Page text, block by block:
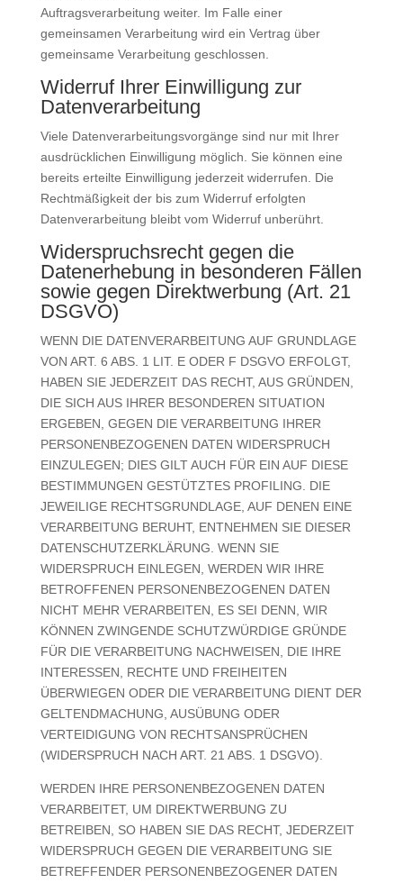
Auftragsverarbeitung weiter. Im Falle einer
gemeinsamen Verarbeitung wird ein Vertrag über
gemeinsame Verarbeitung geschlossen.
Widerruf Ihrer Einwilligung zur
Datenverarbeitung
Viele Datenverarbeitungsvorgänge sind nur mit Ihrer
ausdrücklichen Einwilligung möglich. Sie können eine
bereits erteilte Einwilligung jederzeit widerrufen. Die
Rechtmäßigkeit der bis zum Widerruf erfolgten
Datenverarbeitung bleibt vom Widerruf unberührt.
Widerspruchsrecht gegen die
Datenerhebung in besonderen Fällen
sowie gegen Direktwerbung (Art. 21
DSGVO)
WENN DIE DATENVERARBEITUNG AUF GRUNDLAGE
VON ART. 6 ABS. 1 LIT. E ODER F DSGVO ERFOLGT,
HABEN SIE JEDERZEIT DAS RECHT, AUS GRÜNDEN,
DIE SICH AUS IHRER BESONDEREN SITUATION
ERGEBEN, GEGEN DIE VERARBEITUNG IHRER
PERSONENBEZOGENEN DATEN WIDERSPRUCH
EINZULEGEN; DIES GILT AUCH FÜR EIN AUF DIESE
BESTIMMUNGEN GESTÜTZTES PROFILING. DIE
JEWEILIGE RECHTSGRUNDLAGE, AUF DENEN EINE
VERARBEITUNG BERUHT, ENTNEHMEN SIE DIESER
DATENSCHUTZERKLÄRUNG. WENN SIE
WIDERSPRUCH EINLEGEN, WERDEN WIR IHRE
BETROFFENEN PERSONENBEZOGENEN DATEN
NICHT MEHR VERARBEITEN, ES SEI DENN, WIR
KÖNNEN ZWINGENDE SCHUTZWÜRDIGE GRÜNDE
FÜR DIE VERARBEITUNG NACHWEISEN, DIE IHRE
INTERESSEN, RECHTE UND FREIHEITEN
ÜBERWIEGEN ODER DIE VERARBEITUNG DIENT DER
GELTENDMACHUNG, AUSÜBUNG ODER
VERTEIDIGUNG VON RECHTSANSPRÜCHEN
(WIDERSPRUCH NACH ART. 21 ABS. 1 DSGVO).
WERDEN IHRE PERSONENBEZOGENEN DATEN
VERARBEITET, UM DIREKTWERBUNG ZU
BETREIBEN, SO HABEN SIE DAS RECHT, JEDERZEIT
WIDERSPRUCH GEGEN DIE VERARBEITUNG SIE
BETREFFENDER PERSONENBEZOGENER DATEN